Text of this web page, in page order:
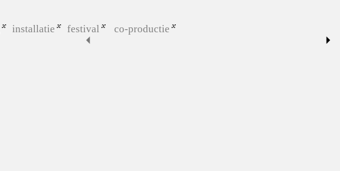
installatie festival
co-productie